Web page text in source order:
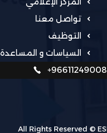
تواصل معنا
التوظيف
السياسات و المساعدة
All Rights Reserved ©